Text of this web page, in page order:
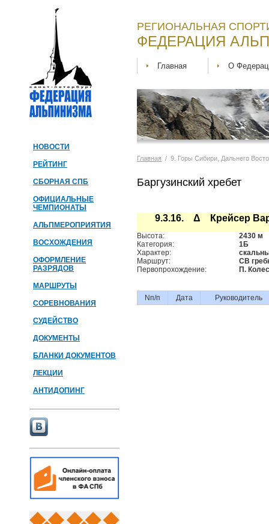
НОВОСТИ
РЕЙТИНГ
СБОРНАЯ СПБ
ОФИЦИАЛЬНЫЕ
ЧЕМПИОНАТЫ
АЛЬПМЕРОПРИЯТИЯ
ВОСХОЖДЕНИЯ
ОФОРМЛЕНИЕ
РАЗРЯДОВ
МАРШРУТЫ
СОРЕВНОВАНИЯ
СУДЕЙСТВО
ДОКУМЕНТЫ
БЛАНКИ ДОКУМЕНТОВ
ЛЕКЦИИ
АНТИДОПИНГ
РЕГИОНАЛЬНАЯ
ФЕДЕРАЦИЯ
Главная О
Главная / 9. Горы Сибири, Дальнего
Баргузинский хребет
9.3.16. Δ Крейсер
Высота:
2430 м
Категория:
1Б
Характер:
Маршрут:
СВ
Первопрохождение:
П.
Nп/п Дата Руководитель